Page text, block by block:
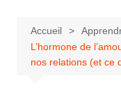
Accueil
L’hormone de
nos relations (et ce